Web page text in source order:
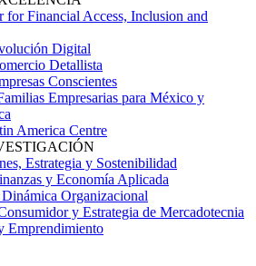
for Financial Access, Inclusion and
Digital
Detallista
Conscientes
Empresarias para México y
America Centre
Estrategia y Sostenibilidad
y Economía Aplicada
Organizacional
y Estrategia de Mercadotecnia
Emprendimiento